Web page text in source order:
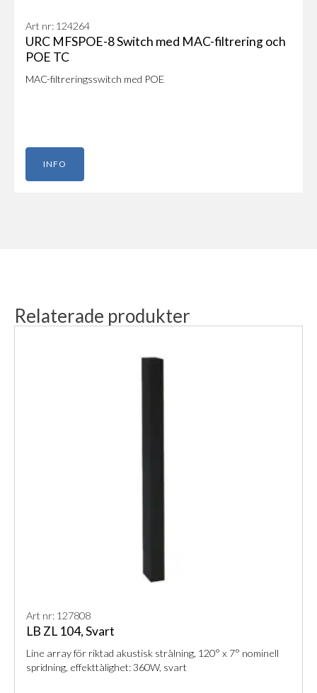
Art nr: 124264
URC MFSPOE-8 Switch med MAC-filtrering och
POE TC
MAC-filtreringsswitch med POE
INFO
Relaterade produkter
Art nr: 127808
LB ZL 104, Svart
Line array för riktad akustisk strålning, 120° x 7° nominell
spridning, effekttålighet: 360W, svart